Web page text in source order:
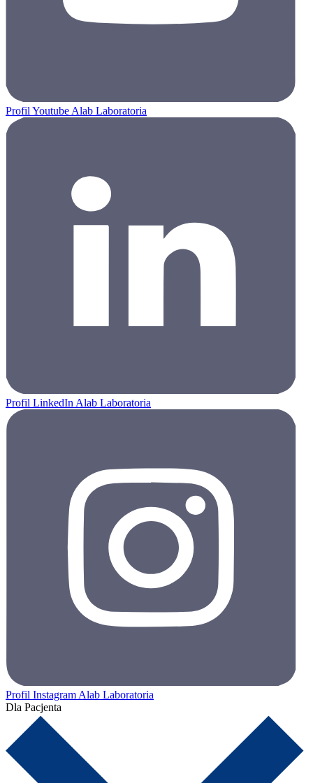
Profil Youtube Alab Laboratoria
Profil LinkedIn Alab Laboratoria
Profil Instagram Alab Laboratoria
Dla Pacjenta